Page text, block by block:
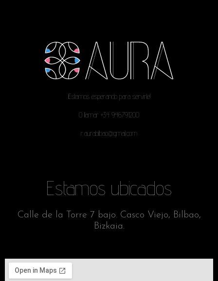
¡Estamos esperando para servirle!
O llamar +34 946791200
r.aurabilbao@gmail.com
Estamos ubicados
Calle de la Torre 7 bajo. Casco Viejo, Bilbao,
Bizkaia.